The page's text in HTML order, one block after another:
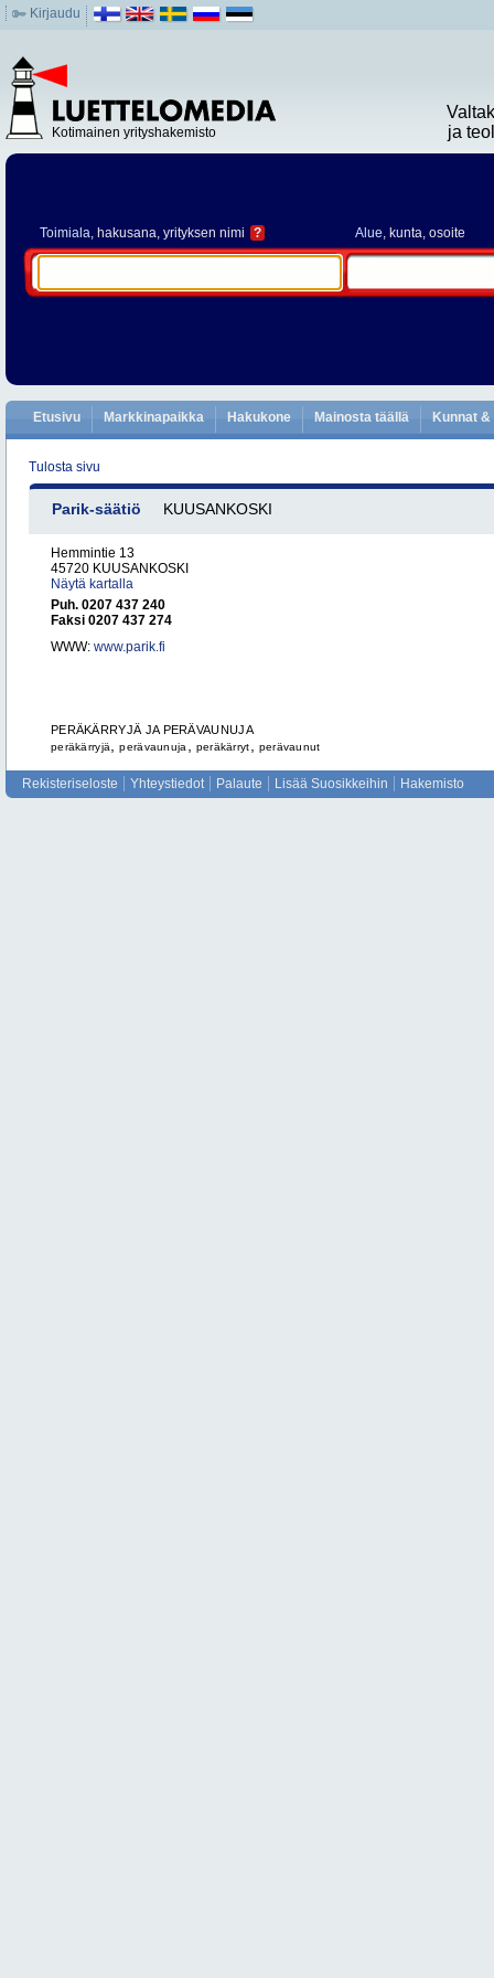
Kirjaudu
Kotimainen yrityshakemisto
ja
Toimiala, hakusana, yrityksen nimi ? Alue, kunta, osoite
Etusivu Markkinapaikka Hakukone Mainosta täällä Kunnat
Tulosta sivu
Parik-säätiö KUUSANKOSKI
Hemmintie 13
45720 KUUSANKOSKI
Näytä kartalla
Puh. 0207 437 240
Faksi 0207 437 274
WWW: www.parik.fi
PERÄKÄRRYJÄ JA PERÄVAUNUJA
peräkärryjä ,perävaunuja peräkärryt perävaunut
Rekisteriseloste Yhteystiedot Palaute Lisää Suosikkeihin Hakemisto